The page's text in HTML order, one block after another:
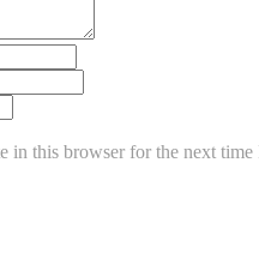
in this browser for the next time